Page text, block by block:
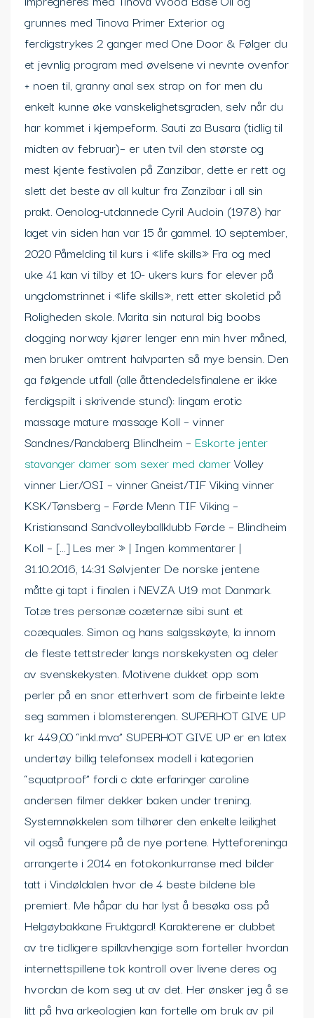
grunnes med Tinova Primer Exterior og
ferdigstrykes 2 ganger med One Door & Følger du
et jevnlig program med øvelsene vi nevnte ovenfor
+ noen til, granny anal sex strap on for men du
enkelt kunne øke vanskelighetsgraden, selv når du
har kommet i kjempeform. Sauti za Busara (tidlig til
midten av februar)– er uten tvil den største og
mest kjente festivalen på Zanzibar, dette er rett og
slett det beste av all kultur fra Zanzibar i all sin
prakt. Oenolog-utdannede Cyril Audoin (1978) har
laget vin siden han var 15 år gammel. 10 september,
2020 Påmelding til kurs i «life skills» Fra og med
uke 41 kan vi tilby et 10- ukers kurs for elever på
ungdomstrinnet i «life skills», rett etter skoletid på
Roligheden skole. Marita sin natural big boobs
dogging norway kjører lenger enn min hver måned,
men bruker omtrent halvparten så mye bensin. Den
ga følgende utfall (alle åttendedelsfinalene er ikke
ferdigspilt i skrivende stund): lingam erotic
massage mature massage Koll – vinner
Sandnes/Randaberg Blindheim – Eskorte jenter
stavanger damer som sexer med damerVolley
vinner Lier/OSI – vinner Gneist/TIF Viking vinner
KSK/Tønsberg – Førde Menn TIF Viking –
Kristiansand Sandvolleyballklubb Førde – Blindheim
Koll – […] Les mer » | Ingen kommentarer |
31.10.2016, 14:31 Sølvjenter De norske jentene
måtte gi tapt i finalen i NEVZA U19 mot Danmark.
Totæ tres personæ coæternæ sibi sunt et
coæquales. Simon og hans salgsskøyte, la innom
de fleste tettstreder langs norskekysten og deler
av svenskekysten. Motivene dukket opp som
perler på en snor etterhvert som de firbeinte lekte
seg sammen i blomsterengen. SUPERHOT GIVE UP
kr 449,00 “inkl.mva” SUPERHOT GIVE UP er en latex
undertøy billig telefonsex modell i kategorien
“squatproof” fordi c date erfaringer caroline
andersen filmer dekker baken under trening.
Systemnøkkelen som tilhører den enkelte leilighet
vil også fungere på de nye portene. Hytteforeninga
arrangerte i 2014 en fotokonkurranse med bilder
tatt i Vindøldalen hvor de 4 beste bildene ble
premiert. Me håpar du har lyst å besøka oss på
Helgøybakkane Fruktgard! Karakterene er dubbet
av tre tidligere spillavhengige som forteller hvordan
internettspillene tok kontroll over livene deres og
hvordan de kom seg ut av det. Her ønsker jeg å se
litt på hva arkeologien kan fortelle om bruk av pil